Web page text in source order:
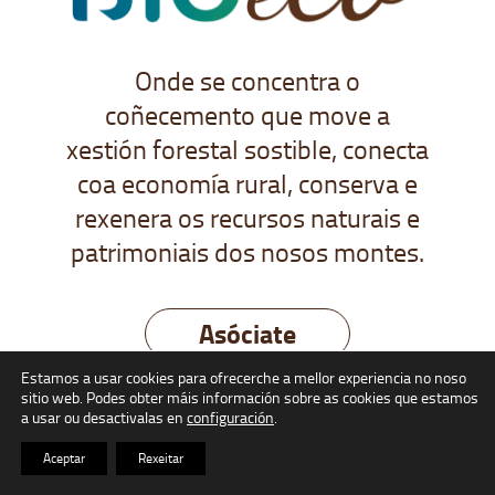
Onde se concentra o
coñecemento que move a
xestión forestal sostible, conecta
coa economía rural, conserva e
rexenera os recursos naturais e
patrimoniais dos nosos montes.
Asóciate
Estamos a usar cookies para ofrecerche a mellor experiencia no noso
sitio web. Podes obter máis información sobre as cookies que estamos
a usar ou desactivalas en configuración.
Aceptar Rexeitar